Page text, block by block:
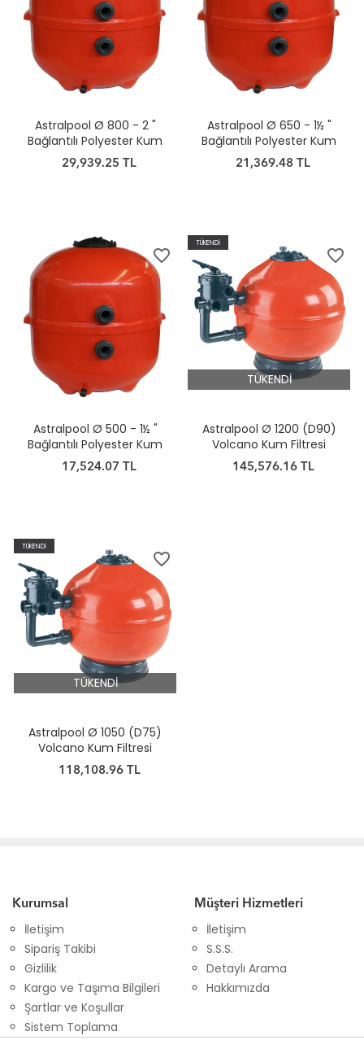
Astralpool Ø 800 - 2 "
Bağlantılı Polyester Kum
Filtresi
29,939.25 TL
Astralpool Ø 650 - 1½ "
Bağlantılı Polyester Kum
Filtresi
21,369.48 TL
favorite_border
Astralpool Ø 500 - 1½ "
Bağlantılı Polyester Kum
Filtresi
17,524.07 TL
TÜKENDİ
favorite_border
TÜKENDİ
Astralpool Ø 1200 (D90)
Volcano Kum Filtresi
145,576.16 TL
TÜKENDİ
favorite_border
TÜKENDİ
Astralpool Ø 1050 (D75)
Volcano Kum Filtresi
118,108.96 TL
Kurumsal
İletişim
Sipariş Takibi
Gizlilik
Kargo ve Taşıma Bilgileri
Şartlar ve Koşullar
Sistem Toplama
Müşteri Hizmetleri
İletişim
S.S.S.
Detaylı Arama
Hakkımızda